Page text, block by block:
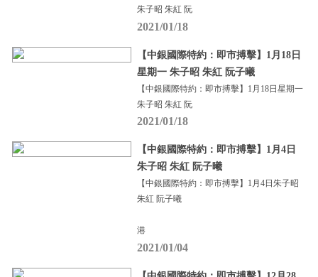
朱子昭 朱紅 阮
2021/01/18
【中銀國際特約：即市搏擊】1月18日
星期一 朱子昭 朱紅 阮子曦
【中銀國際特約：即市搏擊】1月18日星期一
朱子昭 朱紅 阮
2021/01/18
【中銀國際特約：即市搏擊】1月4日
朱子昭 朱紅 阮子曦
【中銀國際特約：即市搏擊】1月4日朱子昭
朱紅 阮子曦
港
2021/01/04